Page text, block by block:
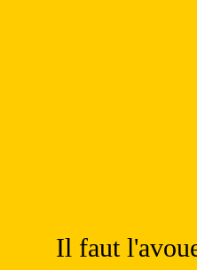
Il faut